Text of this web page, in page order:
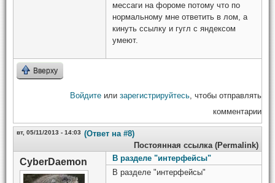
мессаги на фороме потому что по
нормальному мне ответить в лом, а
кинуть ссылку и гугл с яндексом
умеют.
Вверху
Войдите или зарегистрируйтесь , чтобы отправлять
комментарии
вт, 05/11/2013 - 14:03 (Ответ на #8)
Постоянная ссылка (Permalink)
CyberDaemon
В разделе "интерфейсы"
В разделе "интерфейсы"